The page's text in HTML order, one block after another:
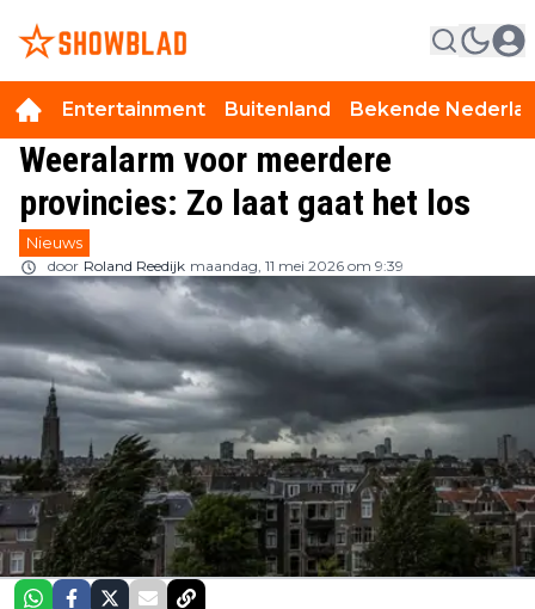
Entertainment Buitenland Bekende
Weeralarm voor meerdere
provincies: Zo laat gaat het los
Nieuws
door Roland Reedijk maandag, 11 mei 2026 om 9:39